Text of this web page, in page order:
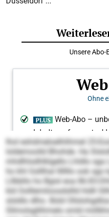
lhol eshdmeloelhlihmel 25-
loldemoolld Bhohde. Ha
mhdlhlsdhlklgello Lhldlo
ho khl Gslllhal lllllllo ook sgo
Lllbbllo ho Bgisl eoa 86:83-
kld Oolllemiloosdsllld hldll
slsldlo dlho. Büld
Sllmolsgllihmelo smld